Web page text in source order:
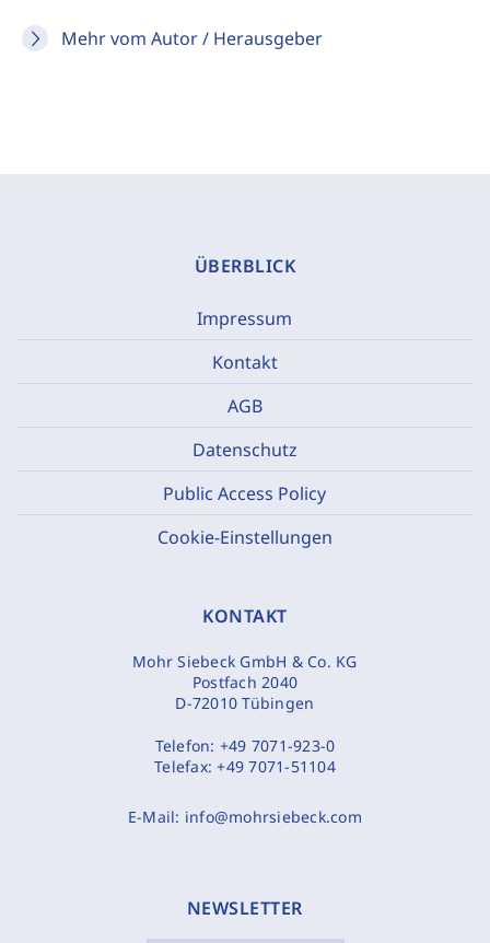
Mehr vom Autor / Herausgeber
ÜBERBLICK
Impressum
Kontakt
AGB
Datenschutz
Public Access Policy
Cookie-Einstellungen
KONTAKT
Mohr Siebeck GmbH & Co. KG
Postfach 2040
D-72010 Tübingen
Telefon: +49 7071-923-0
Telefax:+49 7071-51104
E-Mail: info@mohrsiebeck.com
NEWSLETTER